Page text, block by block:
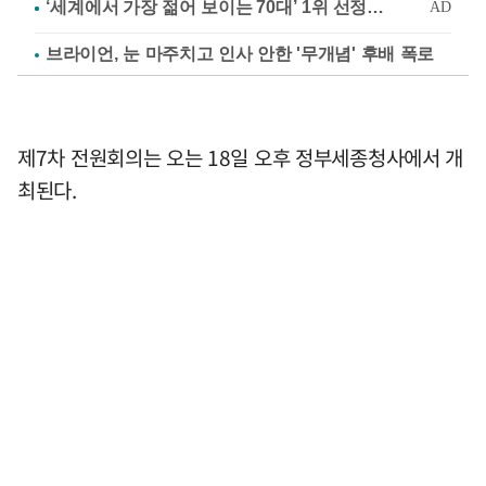
브라이언, 눈 마주치고 인사 안한 '무개념' 후배 폭로
제7차 전원회의는 오는 18일 오후 정부세종청사에서 개
최된다.